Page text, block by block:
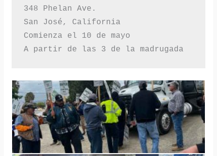
348 Phelan Ave.
San José, California
Comienza el 10 de mayo
A partir de las 3 de la madrugada